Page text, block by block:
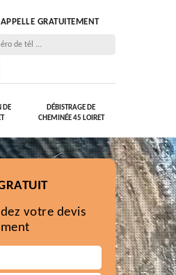
GRATUITEMENT
DE
DÉBISTRAGE DE
CHEMINÉE 45 LOIRET
votre devis